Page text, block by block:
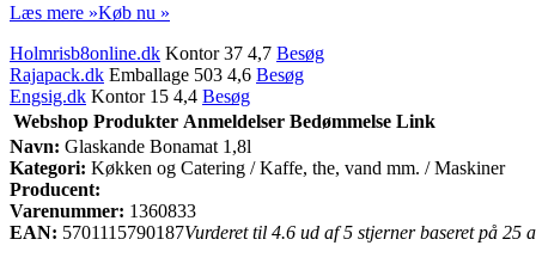
Læs mere »Køb nu »
Holmrisb8online.dk Kontor 37 4,7 Besøg
Rajapack.dk Emballage 503 4,6 Besøg
Engsig.dk Kontor 15 4,4 Besøg
Webshop Produkter Anmeldelser Bedømmelse Link
Navn: Glaskande Bonamat 1,8l
Kategori: Køkken og Catering / Kaffe, the, vand mm. / Maskiner
Producent:
Varenummer: 1360833
EAN: 5701115790187Vurderet til 4.6 ud af 5 stjerner baseret på 25